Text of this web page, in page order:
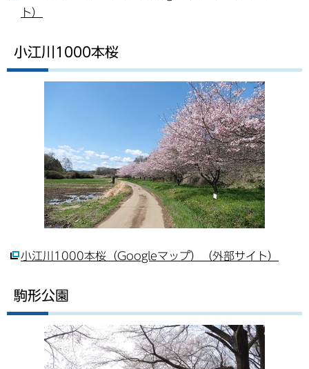
ト）
小江川1000本桜
小江川1000本桜（Googleマップ）（外部サイト）
駒形公園